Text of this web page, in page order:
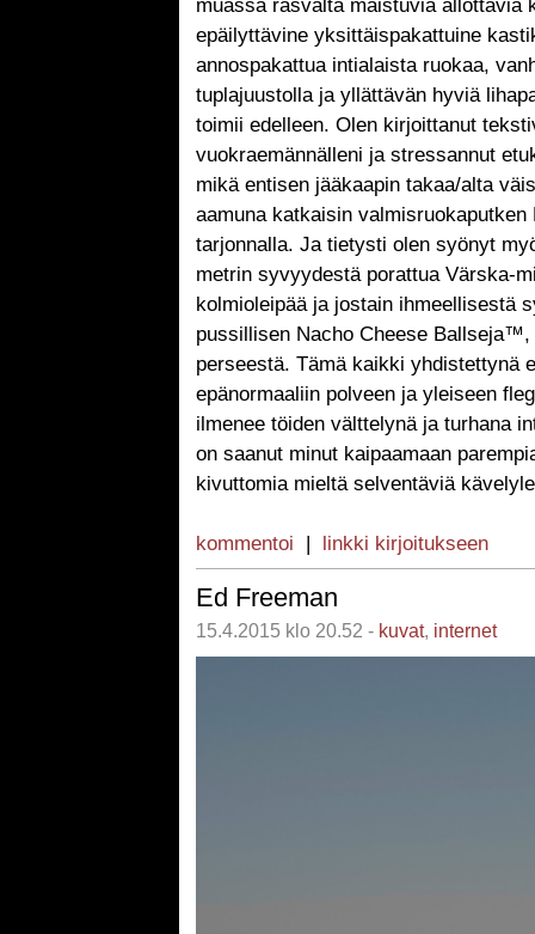
muassa rasvalta maistuvia ällöttäviä
epäilyttävine yksittäispakattuine
annospakattua intialaista ruokaa,
tuplajuustolla ja yllättävän hyviä
toimii edelleen. Olen kirjoittanut
vuokraemännälleni ja stressannut
mikä entisen jääkaapin takaa/alta
aamuna katkaisin
tarjonnalla. Ja tietysti olen syönyt
metrin syvyydestä porattua Värska-
kolmioleipää ja jostain ihmeellisestä
pussillisen Nacho Cheese
perseestä. Tämä kaikki yhdistettynä
epänormaaliin polveen ja yleiseen
ilmenee töiden välttelynä ja turhana
on saanut minut kaipaamaan
kivuttomia mieltä selventäviä
kommentoi | linkki kirjoitukseen
Ed Freeman
15.4.2015 klo 20.52 - kuvat, internet